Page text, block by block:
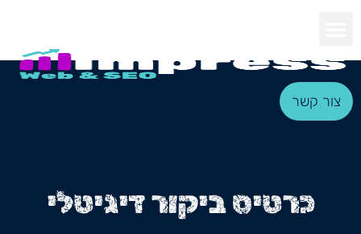
צור קשר
כרטיס ביקור דיגיטלי